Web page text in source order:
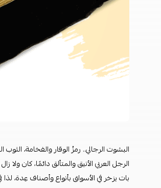
البشوت الرجالي.. رمزُ الوقار والفخامة،
الرجل العربي الأنيق والمتألق دائمًا، كان
بات يزخر في الأسواق بأنواع وأصناف عِدة،